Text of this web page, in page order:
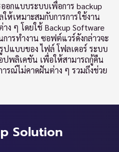
อกแบบระบบเพื่อการ backup
ห้เหมาะสมกับการการใช้งาน
ๆ โดยใช้ Backup Software
ารทำงาน ซอฟต์แวร์ดังกล่าวจะ
ปแบบของ ไฟล์ โฟลเดอร์ ระบบ
พลิเคชัน เพื่อให้สามารถกู้คืน
รณ์ไม่คาดฝันต่าง ๆ รวมถึงช่วย
Solution